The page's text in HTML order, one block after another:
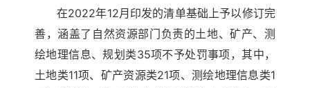
在2022年12月印发的清单基础上予以修订完
善，涵盖了自然资源部门负责的土地、矿产、测
绘地理信息、规划类35项不予处罚事项，其中，
土地类11项、矿产资源类21项、测绘地理信息类1